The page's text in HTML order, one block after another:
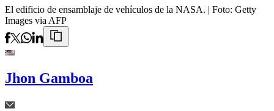
El edificio de ensamblaje de vehículos de la NASA. | Foto: Getty
Images via AFP
Jhon Gamboa